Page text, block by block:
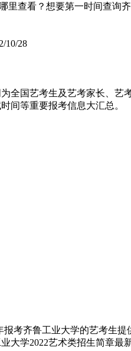
查看？想要第一时间查询
10/28
全国艺考生及艺考家长、
间等重要报考信息大汇总。
考齐鲁工业大学的艺考生
大学2022艺术类招生简章最